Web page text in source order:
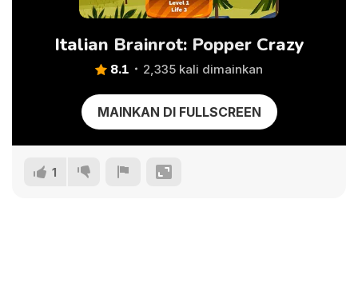
Italian Brainrot: Popper Crazy
8.1 2,335 kali dimainkan
MAINKAN DI FULLSCREEN
1